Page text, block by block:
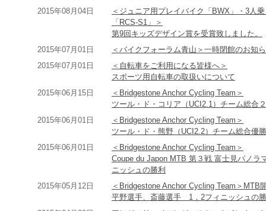
2015年08月04日
＜ジュニア用プレイバイク「BWX」・3人
「RCS-S1」＞
第9回キッズデザイン賞を受賞致しました。
2015年07月01日
＜バイクフォーラム青山＞一時閉館のお知
2015年07月01日
＜自転車をご利用になる皆様へ＞
スポーツ用自転車の取扱いについて
2015年06月15日
＜Bridgestone Anchor Cycling Team＞
ツール・ド・コリア（UCI2.1）チーム総合
2015年06月01日
＜Bridgestone Anchor Cycling Team＞
ツール・ド・熊野（UCI2.2）チーム総合優
2015年06月01日
＜Bridgestone Anchor Cycling Team＞
Coupe du Japon MTB 第３戦 富士見パノラ
ニッシュの勝利
2015年05月12日
＜Bridgestone Anchor Cycling Team＞MTB
平野選手、斎藤選手 1，2フィニッシュの